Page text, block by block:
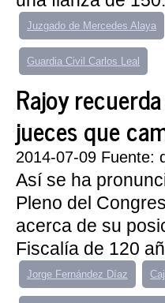
Juzgado de Mercedes Alaya
Guardia Civil Carlos Leal
Rajoy
jueces que
2014-07-09 Fuente:
Así se ha
Pleno del
acerca de su
Fiscalía de 120
Jorge Fernández Díaz